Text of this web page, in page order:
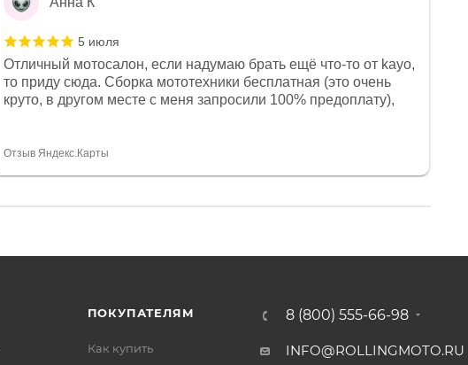
5 июля
Отличный мотосалон, если надумаю брать ещё что-то от kayo,
то приду сюда. Сборка мототехники бесплатная (это очень
круто, в другом месте с меня запросили 100% предоплату),
спасибо отдельное, всегда на связи, очень детально всё
Отзыв Яндекс.Карты
ПОКУПАТЕЛЯМ
Как купить
8 (800) 555-66-98
INFO@ROLLINGMOTO.RU